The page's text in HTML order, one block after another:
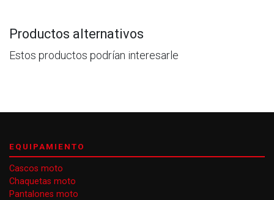
Productos alternativos
Estos productos podrían interesarle
EQUIPAMIENTO
Cascos moto
Chaquetas moto
Pantalones moto